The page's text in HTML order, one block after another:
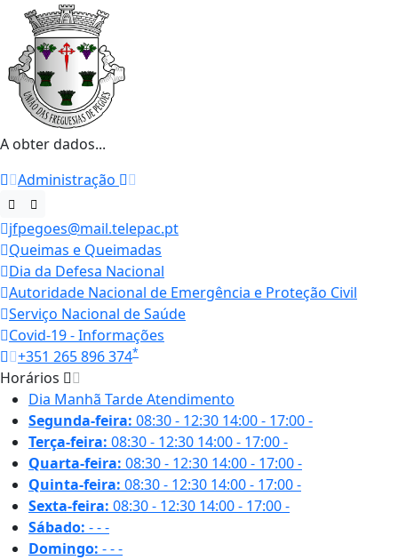
A obter dados...
Administração
jfpegoes@mail.telepac.pt
Queimas e Queimadas
Dia da Defesa Nacional
Autoridade Nacional de Emergência e Proteção Civil
Serviço Nacional de Saúde
Covid-19 - Informações
+351 265 896 374*
Horários
Dia Manhã TardeAtendimento
Segunda-feira: 08:30 - 12:30 14:00 - 17:00-
Terça-feira: 08:30 - 12:30 14:00 - 17:00-
Quarta-feira: 08:30 - 12:30 14:00 - 17:00-
Quinta-feira: 08:30 - 12:30 14:00 - 17:00-
Sexta-feira: 08:30 - 12:30 14:00 - 17:00-
Sábado: ---
Domingo: ---